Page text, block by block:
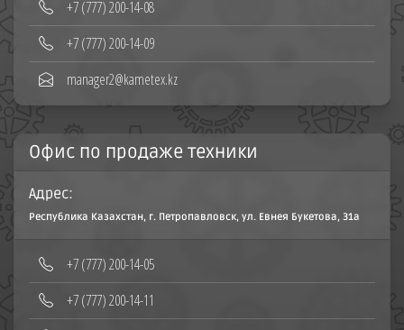
+7 (777) 200-14-08‬
+7 (777) 200-14-09
manager2@kametex.kz
Офис по продаже техники
Адрес:
Республика Казахстан, г. Петропавловск, ул. Евнея Букетова, 31а
+7 (777) 200-14-05
+7 (777) 200-14-11